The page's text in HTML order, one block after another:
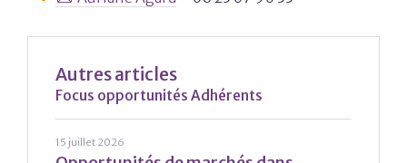
Autres articles
Focus opportunités Adhérents
15 juillet 2026